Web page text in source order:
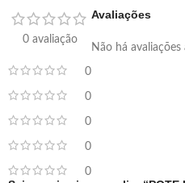
0 avaliação
0
0
0
0
0
Avaliações
Não há avaliações